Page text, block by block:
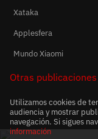
Xataka
Applesfera
Mundo Xiaomi
Otras
Utilizamos cookies de
audiencia y mostrar
navegación. Si sigues
información